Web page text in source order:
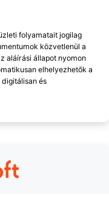
folyamatait jogilag
közvetlenül a
aláírási állapot nyomon
elhelyezhetők a
és